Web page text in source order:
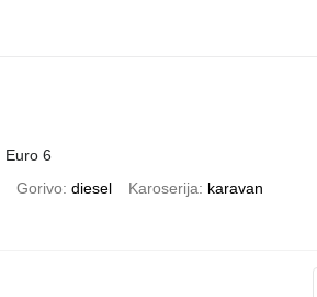
Euro 6
Gorivo diesel Karoserija karavan